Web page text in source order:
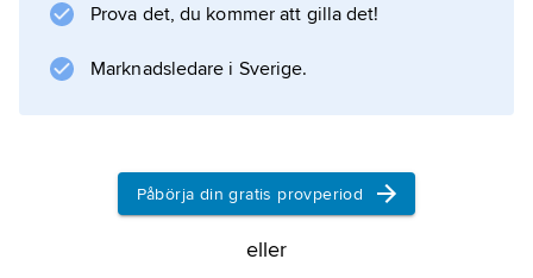
Information om artikeln
Prova det, du kommer att gilla det!
Marknadsledare i Sverige.
Påbörja din gratis provperiod
eller